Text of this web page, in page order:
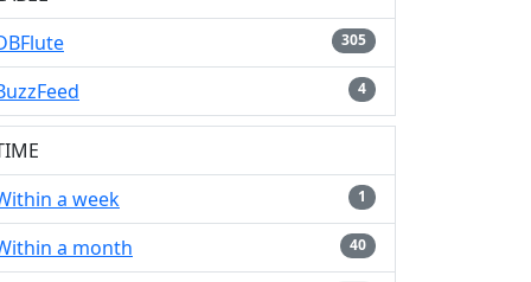
305
4
a week
1
a month 40